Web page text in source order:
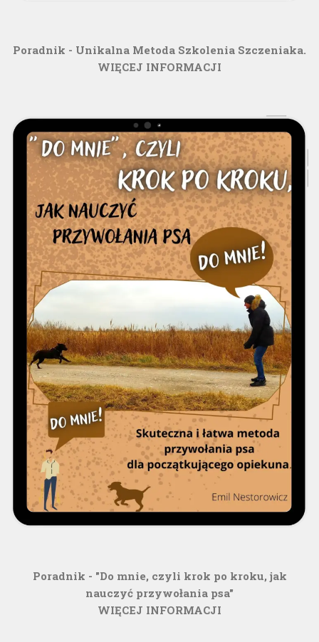
Poradnik - Unikalna Metoda Szkolenia Szczeniaka.
WIĘCEJ INFORMACJI
Poradnik - "Do mnie, czyli krok po kroku, jak
nauczyć przywołania psa"
WIĘCEJ INFORMACJI